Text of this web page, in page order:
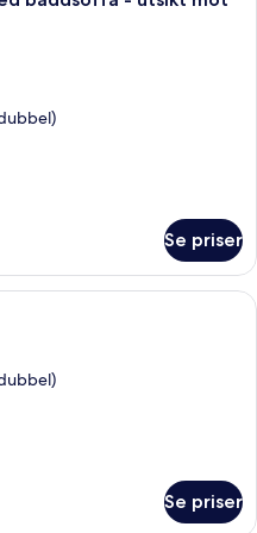
Se priser
Ett hotellrum med en stor säng, ett
Se priser